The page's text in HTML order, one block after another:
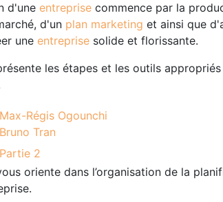
d'une entreprise commence par la
d'un plan marketing et ainsi que
une entreprise solide et florissante.
les étapes et les outils
Max-Régis Ogounchi
Bruno Tran
2
oriente dans l’organisation de la